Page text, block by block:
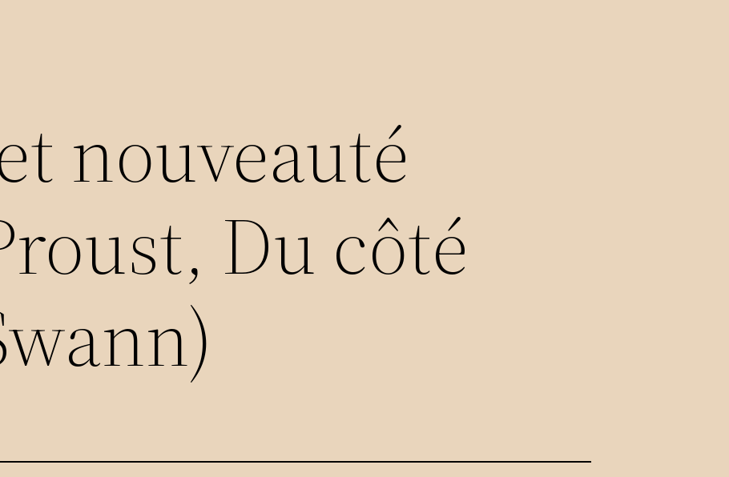
nouveauté
Du côté